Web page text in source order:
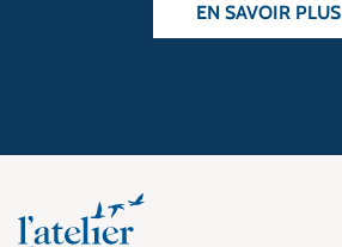
EN SAVOIR PLUS